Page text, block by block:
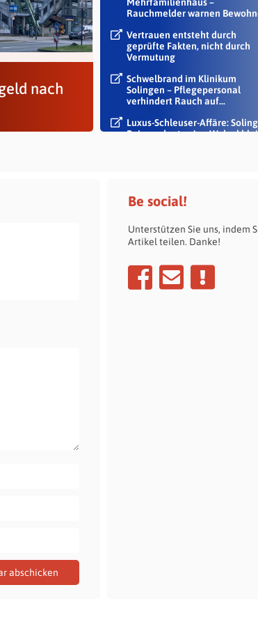
nach
Rauchmelder warnen
Vertrauen entsteht durch
geprüfte Fakten, nicht durch
Vermutung
Schwelbrand im Klinikum
Solingen – Pflegepersonal
verhindert Rauch auf...
Luxus-Schleuser-Affäre:
Beigeordneter Jan Welzel
Be social!
Unterstützen Sie uns, indem
Artikel teilen. Danke!